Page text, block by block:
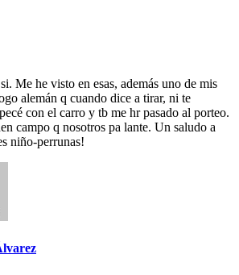
Me he visto en esas, además uno de mis
alemán q cuando dice a tirar, ni te
con el carro y tb me hr pasado al porteo.
campo q nosotros pa lante. Un saludo a
niño-perrunas!